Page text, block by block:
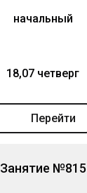
начальный
18,07 четверг
Перейти
Занятие №815